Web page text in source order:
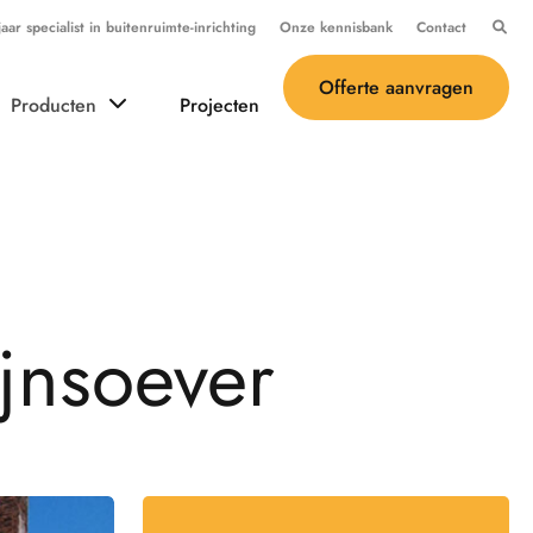
specialist in buitenruimte-inrichting Onze kennisbank Contact
Offerte aanvragen
Producten Projecten
nsoever